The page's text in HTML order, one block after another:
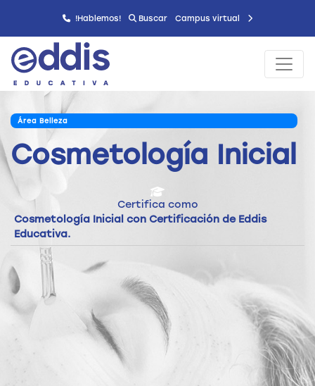
!Hablemos! Buscar Campus virtual
Área Belleza
Cosmetología Inicial
Certifica como
Cosmetología Inicial con Certificación de Eddis
Educativa.